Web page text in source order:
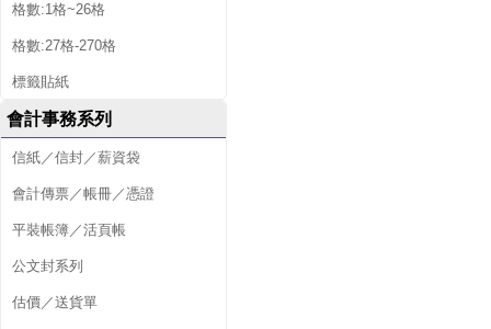
格數:1格~26格
格數:27格-270格
標籤貼紙
會計事務系列
信紙／信封／薪資袋
會計傳票／帳冊／憑證
平裝帳簿／活頁帳
公文封系列
估價／送貨單